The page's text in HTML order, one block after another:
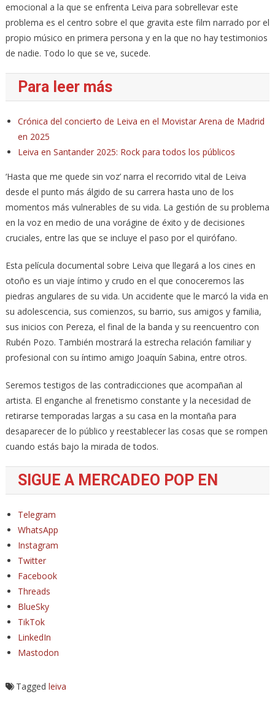
emocional a la que se enfrenta Leiva para sobrellevar este
problema es el centro sobre el que gravita este film narrado por el
propio músico en primera persona y en la que no hay testimonios
de nadie. Todo lo que se ve, sucede.
Para leer más
Crónica del concierto de Leiva en el Movistar Arena de Madrid
en 2025
Leiva en Santander 2025: Rock para todos los públicos
‘Hasta que me quede sin voz’ narra el recorrido vital de Leiva
desde el punto más álgido de su carrera hasta uno de los
momentos más vulnerables de su vida. La gestión de su problema
en la voz en medio de una vorágine de éxito y de decisiones
cruciales, entre las que se incluye el paso por el quirófano.
Esta película documental sobre Leiva que llegará a los cines en
otoño es un viaje íntimo y crudo en el que conoceremos las
piedras angulares de su vida. Un accidente que le marcó la vida en
su adolescencia, sus comienzos, su barrio, sus amigos y familia,
sus inicios con Pereza, el final de la banda y su reencuentro con
Rubén Pozo. También mostrará la estrecha relación familiar y
profesional con su íntimo amigo Joaquín Sabina, entre otros.
Seremos testigos de las contradicciones que acompañan al
artista. El enganche al frenetismo constante y la necesidad de
retirarse temporadas largas a su casa en la montaña para
desaparecer de lo público y reestablecer las cosas que se rompen
cuando estás bajo la mirada de todos.
SIGUE A MERCADEO POP EN
Telegram
WhatsApp
Instagram
Twitter
Facebook
Threads
BlueSky
TikTok
LinkedIn
Mastodon
Tagged leiva